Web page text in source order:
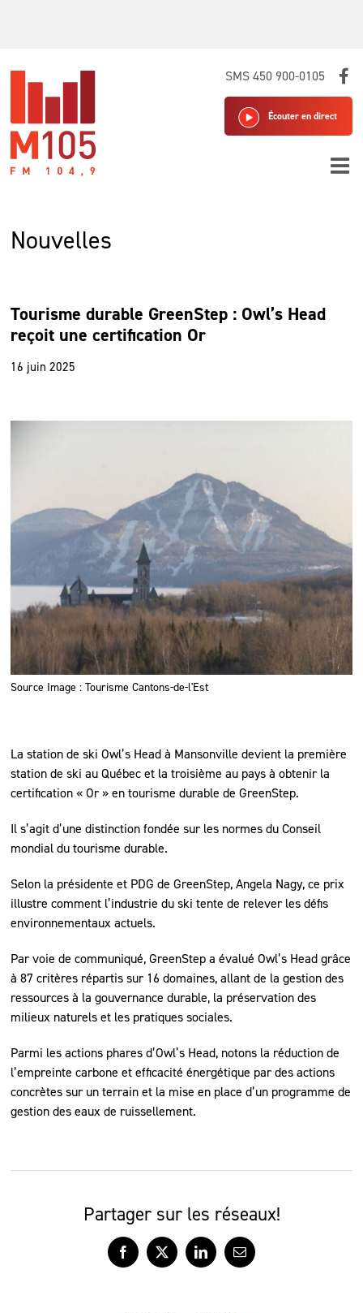
SMS 450 900-0105
Écouter en direct
Nouvelles
Tourisme durable GreenStep : Owl’s Head
reçoit une certification Or
16 juin 2025
Source Image : Tourisme Cantons-de-l'Est
La station de ski Owl’s Head à Mansonville devient la première
station de ski au Québec et la troisième au pays à obtenir la
certification « Or » en tourisme durable de GreenStep.
Il s’agit d’une distinction fondée sur les normes du Conseil
mondial du tourisme durable.
Selon la présidente et PDG de GreenStep, Angela Nagy, ce prix
illustre comment l’industrie du ski tente de relever les défis
environnementaux actuels.
Par voie de communiqué, GreenStep a évalué Owl’s Head grâce
à 87 critères répartis sur 16 domaines, allant de la gestion des
ressources à la gouvernance durable, la préservation des
milieux naturels et les pratiques sociales.
Parmi les actions phares d’Owl’s Head, notons la réduction de
l’empreinte carbone et efficacité énergétique par des actions
concrètes sur un terrain et la mise en place d’un programme de
gestion des eaux de ruissellement.
Partager sur les réseaux!
Facebook
X LinkedInCourriel